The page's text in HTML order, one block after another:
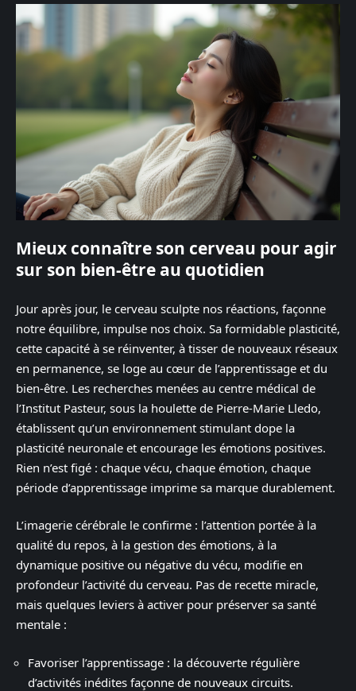
Mieux connaître son cerveau pour agir
sur son bien-être au quotidien
Jour après jour, le cerveau sculpte nos réactions, façonne
notre équilibre, impulse nos choix. Sa formidable plasticité,
cette capacité à se réinventer, à tisser de nouveaux réseaux
en permanence, se loge au cœur de l’apprentissage et du
bien-être. Les recherches menées au centre médical de
l’Institut Pasteur, sous la houlette de Pierre-Marie Lledo,
établissent qu’un environnement stimulant dope la
plasticité neuronale et encourage les émotions positives.
Rien n’est figé : chaque vécu, chaque émotion, chaque
période d’apprentissage imprime sa marque durablement.
L’imagerie cérébrale le confirme : l’attention portée à la
qualité du repos, à la gestion des émotions, à la
dynamique positive ou négative du vécu, modifie en
profondeur l’activité du cerveau. Pas de recette miracle,
mais quelques leviers à activer pour préserver sa santé
mentale :
Favoriser l’apprentissage : la découverte régulière
d’activités inédites façonne de nouveaux circuits.